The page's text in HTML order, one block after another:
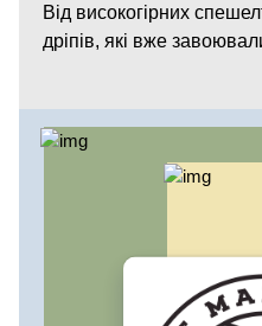
Від високогірних
дріпів, які вже